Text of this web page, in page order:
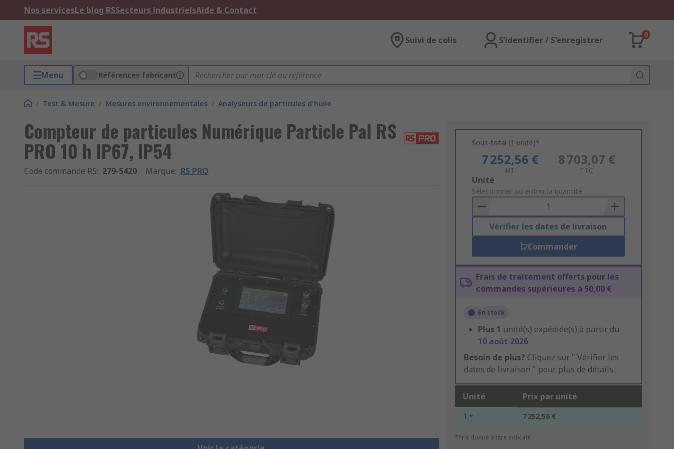
Nos servicesLe blog RSSecteurs industrielsAide & Contact
Suivi de colis S’identifier / S'enregistrer
0
Menu Références fabricant
/ Test & Mesure / Mesures environnementales / Analyseurs de particules d'huile
Compteur de particules Numérique Particle Pal RS
PRO 10 h IP67, IP54
Code commande RS: 279-5420 Marque: RS PRO
Sous-total (1 unité)*
7 252,56 €
HT
8 703,07 €
TTC
Add
to
Basket
Unité
Sélectionner ou entrer la quantité
Vérifier les dates de livraison
Commander
Frais de traitement offerts pour les
commandes supérieures à 50,00 €
En stock
Plus 1 unité(s) expédiée(s) à partir du
10 août 2026
Besoin de plus? Cliquez sur " Vérifier les
dates de livraison " pour plus de détails
Unité Prix par unité
1 + 7 252,56 €
*Prix donné à titre indicatif